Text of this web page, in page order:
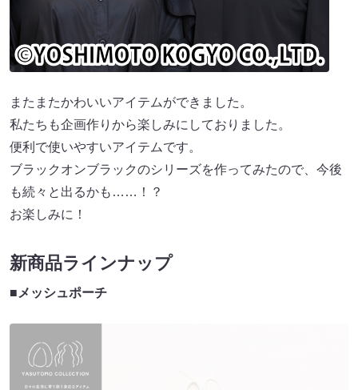
またまたかわいいアイテムができました。
私たちも企画作りから楽しみにしておりました。
便利で使いやすいアイテムです。
ブラックオンブラックのシリーズを作ってみたので、今後
も続々と出るかも……！？
お楽しみに！
新商品ラインナップ
■メッシュポーチ